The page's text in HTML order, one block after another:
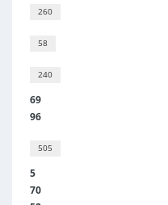
260
58
240
69
96
505
5
70